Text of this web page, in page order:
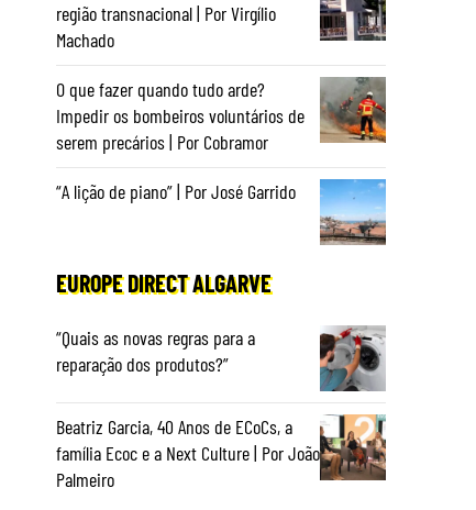
região transnacional | Por Virgílio
Machado
O que fazer quando tudo arde?
Impedir os bombeiros voluntários de
serem precários | Por Cobramor
“A lição de piano” | Por José Garrido
EUROPE DIRECT ALGARVE
“Quais as novas regras para a
reparação dos produtos?”
Beatriz Garcia, 40 Anos de ECoCs, a
família Ecoc e a Next Culture | Por João
Palmeiro